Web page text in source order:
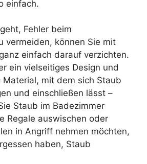
einfach.
Fehler beim
vermeiden, können Sie mit
einfach darauf verzichten.
ein vielseitiges Design und
Material, mit dem sich Staub
und einschließen lässt –
Staub im Badezimmer
Regale auswischen oder
in Angriff nehmen möchten,
haben, Staub